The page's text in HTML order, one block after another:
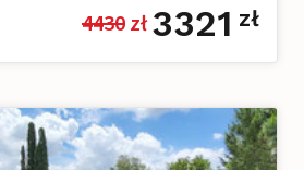
4430 zł 3321 zł